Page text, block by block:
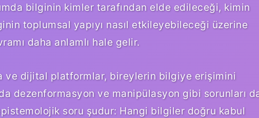
bilginin kimler tarafından elde edileceği, kimin
toplumsal yapıyı nasıl etkileyebileceği üzerine
daha anlamlı hale gelir.
ve dijital platformlar, bireylerin bilgiye erişimini
dezenformasyon ve manipülasyon gibi sorunları
soru şudur: Hangi bilgiler doğru kabul